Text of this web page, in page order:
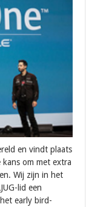
en vindt plaats
om met extra
Wij zijn in het
lid een
early bird-